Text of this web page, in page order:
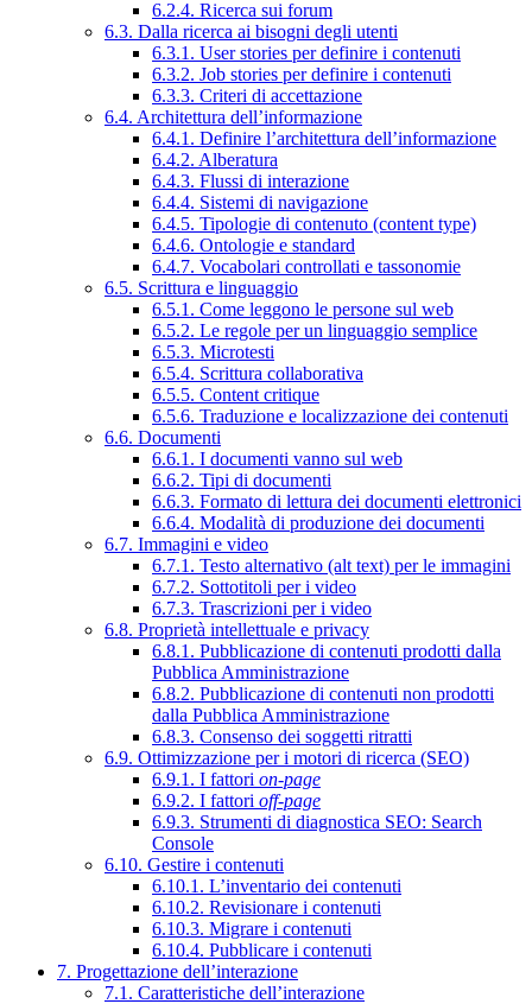
6.2.4. Ricerca sui forum
6.3. Dalla ricerca ai bisogni degli utenti
6.3.1. User stories per definire i contenuti
6.3.2. Job stories per definire i contenuti
6.3.3. Criteri di accettazione
6.4. Architettura dell’informazione
6.4.1. Definire l’architettura dell’informazione
6.4.2. Alberatura
6.4.3. Flussi di interazione
6.4.4. Sistemi di navigazione
6.4.5. Tipologie di contenuto (content type)
6.4.6. Ontologie e standard
6.4.7. Vocabolari controllati e tassonomie
6.5. Scrittura e linguaggio
6.5.1. Come leggono le persone sul web
6.5.2. Le regole per un linguaggio semplice
6.5.3. Microtesti
6.5.4. Scrittura collaborativa
6.5.5. Content critique
6.5.6. Traduzione e localizzazione dei contenuti
6.6. Documenti
6.6.1. I documenti vanno sul web
6.6.2. Tipi di documenti
6.6.3. Formato di lettura dei documenti elettronici
6.6.4. Modalità di produzione dei documenti
6.7. Immagini e video
6.7.1. Testo alternativo (alt text) per le immagini
6.7.2. Sottotitoli per i video
6.7.3. Trascrizioni per i video
6.8. Proprietà intellettuale e privacy
6.8.1. Pubblicazione di contenuti prodotti dalla
Pubblica Amministrazione
6.8.2. Pubblicazione di contenuti non prodotti
dalla Pubblica Amministrazione
6.8.3. Consenso dei soggetti ritratti
6.9. Ottimizzazione per i motori di ricerca (SEO)
6.9.1. I fattori on-page
6.9.2. I fattori off-page
6.9.3. Strumenti di diagnostica SEO: Search
Console
6.10. Gestire i contenuti
6.10.1. L’inventario dei contenuti
6.10.2. Revisionare i contenuti
6.10.3. Migrare i contenuti
6.10.4. Pubblicare i contenuti
7. Progettazione dell’interazione
7.1. Caratteristiche dell’interazione